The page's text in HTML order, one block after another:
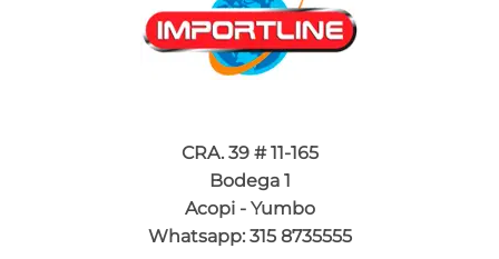
CRA. 39 # 11-165
Bodega 1
Acopi - Yumbo
Whatsapp: 315 8735555